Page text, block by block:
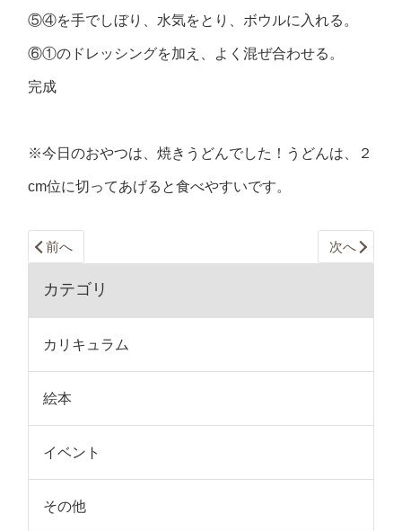
⑤④を手でしぼり、水気をとり、ボウルに入れる。
⑥①のドレッシングを加え、よく混ぜ合わせる。
完成
※今日のおやつは、焼きうどんでした！うどんは、２
cm位に切ってあげると食べやすいです。
前へ 次へ
カテゴリ
カリキュラム
絵本
イベント
その他